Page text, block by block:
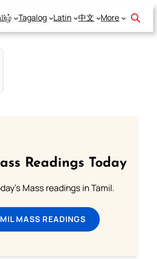
Tagalog Latin 中文 More
Readings Today
Mass readings in Tamil.
MASS READINGS